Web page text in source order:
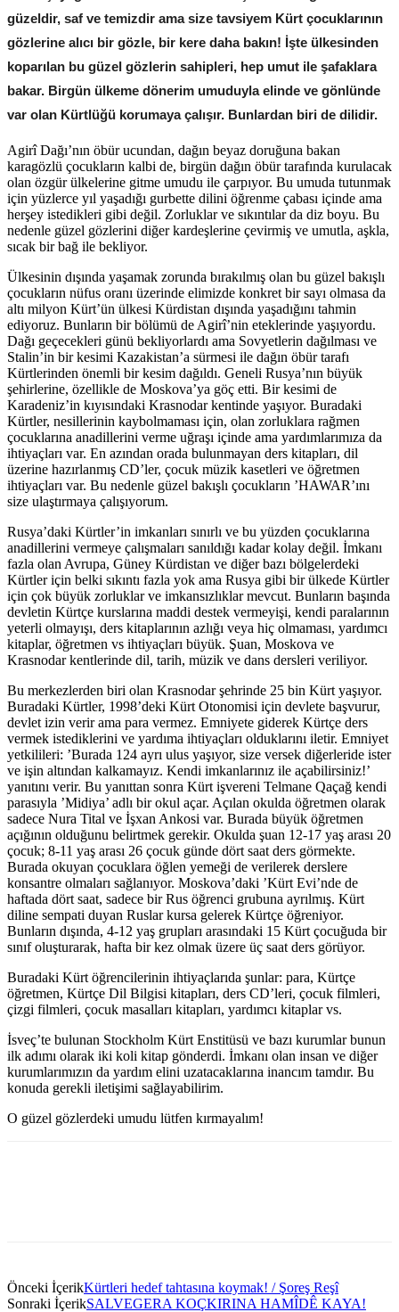
güzeldir, saf ve temizdir ama size tavsiyem Kürt çocuklarının
gözlerine alıcı bir gözle, bir kere daha bakın! İşte ülkesinden
koparılan bu güzel gözlerin sahipleri, hep umut ile şafaklara
bakar. Birgün ülkeme dönerim umuduyla elinde ve gönlünde
var olan Kürtlüğü korumaya çalışır. Bunlardan biri de dilidir.
Agirî Dağı’nın öbür ucundan, dağın beyaz doruğuna bakan
karagözlü çocukların kalbi de, birgün dağın öbür tarafında kurulacak
olan özgür ülkelerine gitme umudu ile çarpıyor. Bu umuda tutunmak
için yüzlerce yıl yaşadığı gurbette dilini öğrenme çabası içinde ama
herşey istedikleri gibi değil. Zorluklar ve sıkıntılar da diz boyu. Bu
nedenle güzel gözlerini diğer kardeşlerine çevirmiş ve umutla, aşkla,
sıcak bir bağ ile bekliyor.
Ülkesinin dışında yaşamak zorunda bırakılmış olan bu güzel bakışlı
çocukların nüfus oranı üzerinde elimizde konkret bir sayı olmasa da
altı milyon Kürt’ün ülkesi Kürdistan dışında yaşadığını tahmin
ediyoruz. Bunların bir bölümü de Agirî’nin eteklerinde yaşıyordu.
Dağı geçecekleri günü bekliyorlardı ama Sovyetlerin dağılması ve
Stalin’in bir kesimi Kazakistan’a sürmesi ile dağın öbür tarafı
Kürtlerinden önemli bir kesim dağıldı. Geneli Rusya’nın büyük
şehirlerine, özellikle de Moskova’ya göç etti. Bir kesimi de
Karadeniz’in kıyısındaki Krasnodar kentinde yaşıyor. Buradaki
Kürtler, nesillerinin kaybolmaması için, olan zorluklara rağmen
çocuklarına anadillerini verme uğraşı içinde ama yardımlarımıza da
ihtiyaçları var. En azından orada bulunmayan ders kitapları, dil
üzerine hazırlanmış CD’ler, çocuk müzik kasetleri ve öğretmen
ihtiyaçları var. Bu nedenle güzel bakışlı çocukların ’HAWAR’ını
size ulaştırmaya çalışıyorum.
Rusya’daki Kürtler’in imkanları sınırlı ve bu yüzden çocuklarına
anadillerini vermeye çalışmaları sanıldığı kadar kolay değil. İmkanı
fazla olan Avrupa, Güney Kürdistan ve diğer bazı bölgelerdeki
Kürtler için belki sıkıntı fazla yok ama Rusya gibi bir ülkede Kürtler
için çok büyük zorluklar ve imkansızlıklar mevcut. Bunların başında
devletin Kürtçe kurslarına maddi destek vermeyişi, kendi paralarının
yeterli olmayışı, ders kitaplarının azlığı veya hiç olmaması, yardımcı
kitaplar, öğretmen vs ihtiyaçları büyük. Şuan, Moskova ve
Krasnodar kentlerinde dil, tarih, müzik ve dans dersleri veriliyor.
Bu merkezlerden biri olan Krasnodar şehrinde 25 bin Kürt yaşıyor.
Buradaki Kürtler, 1998’deki Kürt Otonomisi için devlete başvurur,
devlet izin verir ama para vermez. Emniyete giderek Kürtçe ders
vermek istediklerini ve yardıma ihtiyaçları olduklarını iletir. Emniyet
yetkilileri: ’Burada 124 ayrı ulus yaşıyor, size versek diğerleride ister
ve işin altından kalkamayız. Kendi imkanlarınız ile açabilirsiniz!’
yanıtını verir. Bu yanıttan sonra Kürt işvereni Telmane Qaçağ kendi
parasıyla ’Midiya’ adlı bir okul açar. Açılan okulda öğretmen olarak
sadece Nura Tital ve İşxan Ankosi var. Burada büyük öğretmen
açığının olduğunu belirtmek gerekir. Okulda şuan 12-17 yaş arası 20
çocuk; 8-11 yaş arası 26 çocuk günde dört saat ders görmekte.
Burada okuyan çocuklara öğlen yemeği de verilerek derslere
konsantre olmaları sağlanıyor. Moskova’daki ’Kürt Evi’nde de
haftada dört saat, sadece bir Rus öğrenci grubuna ayrılmış. Kürt
diline sempati duyan Ruslar kursa gelerek Kürtçe öğreniyor.
Bunların dışında, 4-12 yaş grupları arasındaki 15 Kürt çocuğuda bir
sınıf oluşturarak, hafta bir kez olmak üzere üç saat ders görüyor.
Buradaki Kürt öğrencilerinin ihtiyaçlarıda şunlar: para, Kürtçe
öğretmen, Kürtçe Dil Bilgisi kitapları, ders CD’leri, çocuk filmleri,
çizgi filmleri, çocuk masalları kitapları, yardımcı kitaplar vs.
İsveç’te bulunan Stockholm Kürt Enstitüsü ve bazı kurumlar bunun
ilk adımı olarak iki koli kitap gönderdi. İmkanı olan insan ve diğer
kurumlarımızın da yardım elini uzatacaklarına inancım tamdır. Bu
konuda gerekli iletişimi sağlayabilirim.
O güzel gözlerdeki umudu lütfen kırmayalım!
Önceki İçerikKürtleri hedef tahtasına koymak! / Şoreş Reşî
Sonraki İçerikSALVEGERA KOÇKIRINA HAMÎDÊ KAYA!